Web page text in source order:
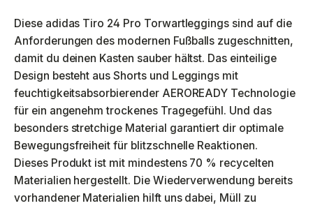
Diese adidas Tiro 24 Pro Torwartleggings sind auf die
Anforderungen des modernen Fußballs zugeschnitten,
damit du deinen Kasten sauber hältst. Das einteilige
Design besteht aus Shorts und Leggings mit
feuchtigkeitsabsorbierender AEROREADY Technologie
für ein angenehm trockenes Tragegefühl. Und das
besonders stretchige Material garantiert dir optimale
Bewegungsfreiheit für blitzschnelle Reaktionen.
Dieses Produkt ist mit mindestens 70 % recycelten
Materialien hergestellt. Die Wiederverwendung bereits
vorhandener Materialien hilft uns dabei, Müll zu